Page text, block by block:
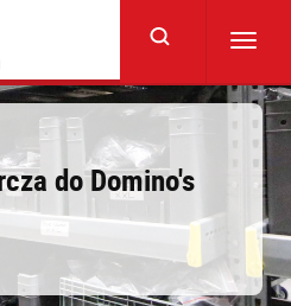
do Domino's